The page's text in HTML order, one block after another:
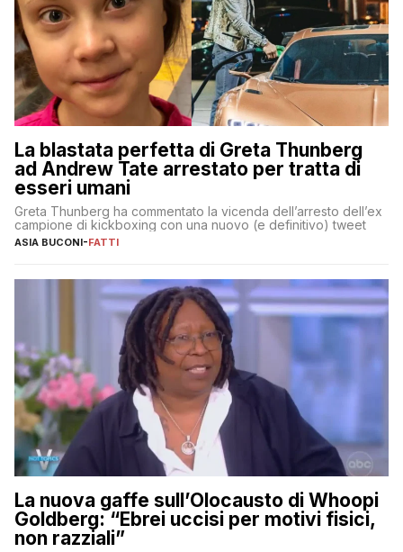
La blastata perfetta di Greta Thunberg
ad Andrew Tate arrestato per tratta di
esseri umani
Greta Thunberg ha commentato la vicenda dell’arresto dell’ex
campione di kickboxing con una nuovo (e definitivo) tweet
ASIA BUCONI-FATTI
La nuova gaffe sull’Olocausto di Whoopi
Goldberg: “Ebrei uccisi per motivi fisici,
non razziali”